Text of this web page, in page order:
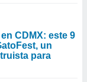
CDMX: este 9
un
para